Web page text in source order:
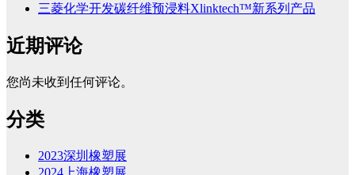
三菱化学开发碳纤维预浸料Xlinktech™新系列产品
近期评论
您尚未收到任何评论。
分类
2023深圳橡塑展
2024上海橡塑展